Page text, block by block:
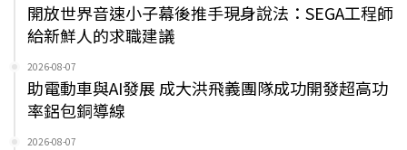
開放世界音速小子幕後推手現身說法：SEGA工程師
給新鮮人的求職建議
2026-08-07
助電動車與AI發展 成大洪飛義團隊成功開發超高功
率鋁包銅導線
2026-08-07